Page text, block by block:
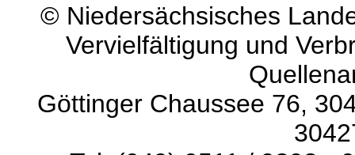
© Niedersächsisches
Vervielfältigung und
Göttinger Chaussee 76,